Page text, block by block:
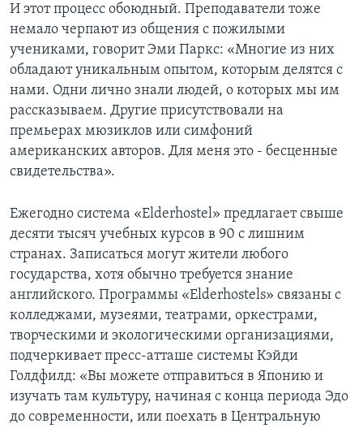
И этот процесс обоюдный. Преподаватели тоже
немало черпают из общения с пожилыми
учениками, говорит Эми Паркс: «Многие из них
обладают уникальным опытом, которым делятся с
нами. Одни лично знали людей, о которых мы им
рассказываем. Другие присутствовали на
премьерах мюзиклов или симфоний
американских авторов. Для меня это - бесценные
свидетельства».
Ежегодно система «Elderhostel» предлагает свыше
десяти тысяч учебных курсов в 90 с лишним
странах. Записаться могут жители любого
государства, хотя обычно требуется знание
английского. Программы «Elderhostels» связаны с
колледжами, музеями, театрами, оркестрами,
творческими и экологическими организациями,
подчеркивает пресс-атташе системы Кэйди
Голдфилд: «Вы можете отправиться в Японию и
изучать там культуру, начиная с конца периода Эдо
до современности, или поехать в Центральную